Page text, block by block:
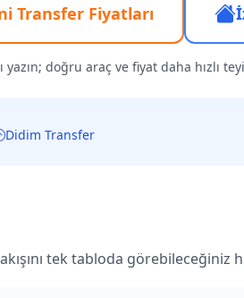
Transfer Fiyatları
doğru araç ve fiyat daha hızlı
Didim Transfer
tek tabloda görebileceğiniz